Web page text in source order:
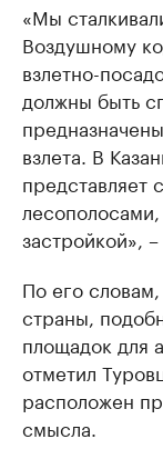
«Мы
Воздушному
взлетно-
должны быть
взлета. В
представляет
застройкой»,
По его
страны,
площадок для
отметил
расположен
смысла.